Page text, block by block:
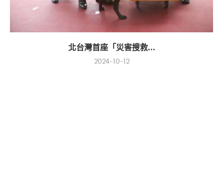
北台灣首座「災害搜救...
2024-10-12